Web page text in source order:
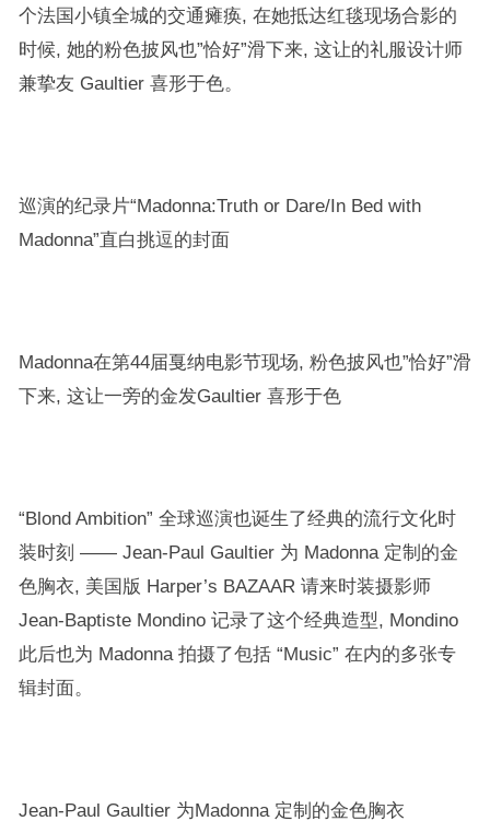
个法国小镇全城的交通瘫痪, 在她抵达红毯现场合影的
时候, 她的粉色披风也”恰好”滑下来, 这让的礼服设计师
兼挚友 Gaultier 喜形于色。
巡演的纪录片“Madonna:Truth or Dare/In Bed with
Madonna”直白挑逗的封面
Madonna在第44届戛纳电影节现场, 粉色披风也”恰好”滑
下来, 这让一旁的金发Gaultier 喜形于色
“Blond Ambition” 全球巡演也诞生了经典的流行文化时
装时刻 —— Jean-Paul Gaultier 为 Madonna 定制的金
色胸衣, 美国版 Harper’s BAZAAR 请来时装摄影师
Jean-Baptiste Mondino 记录了这个经典造型, Mondino
此后也为 Madonna 拍摄了包括 “Music” 在内的多张专
辑封面。
Jean-Paul Gaultier 为Madonna 定制的金色胸衣